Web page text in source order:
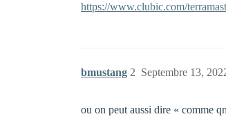
https://www.clubic.com/
bmustang Septembre 13,
2
ou on peut aussi dire « comme